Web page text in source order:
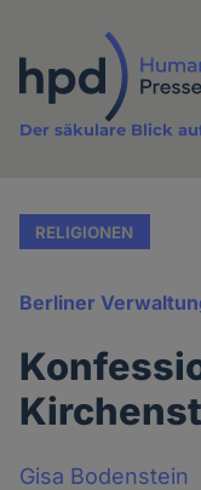
Inhalt
Der säkulare Blick
RELIGIONEN
Berliner
Gisa Bodenstein